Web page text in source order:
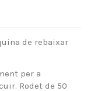
de rebaixar
per a
Rodet de 50